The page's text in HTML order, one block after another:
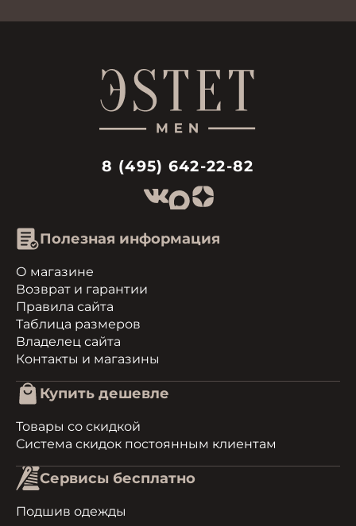
8 (495) 642-22-82
Полезная информация
О магазине
Возврат и гарантии
Правила сайта
Таблица размеров
Владелец сайта
Контакты и магазины
Купить дешевле
Товары со скидкой
Система скидок постоянным клиентам
Сервисы бесплатно
Подшив одежды